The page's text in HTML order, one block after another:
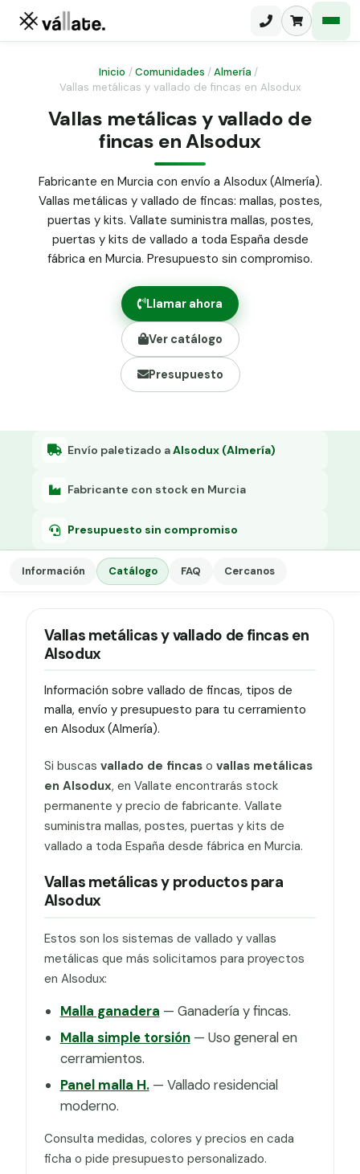
Malla ganadera
Malla simple torsión
Malla triple torsión
Panel malla H.
Puerta abatible dos hojas
Puerta acceso peatonal
Poste malla Hércules
Poste malla simple torsión
Alambre de espino galvanizado
Alambre liso galvanizado
Malla ocultación 70 g/m² verde
Abrazadera PVC malla H.
Grapa malla H.
Inicio /Comunidades /Almería /
Vallas metálicas y vallado de fincas en Alsodux
Vallas metálicas y vallado de
fincas en Alsodux
Fabricante en Murcia con envío a Alsodux (Almería).
Vallas metálicas y vallado de fincas: mallas, postes,
puertas y kits. Vallate suministra mallas, postes,
puertas y kits de vallado a toda España desde
fábrica en Murcia. Presupuesto sin compromiso.
Llamar ahora
Ver catálogo
Presupuesto
Envío paletizado aAlsodux (Almería)
Fabricante con stock en Murcia
Presupuesto sin compromiso
Información Catálogo FAQ Cercanos
Vallas metálicas y vallado de fincas en
Alsodux
Información sobre vallado de fincas, tipos de
malla, envío y presupuesto para tu cerramiento
en Alsodux (Almería).
Si buscas vallado de fincaso vallas metálicas
en Alsodux, en Vallate encontrarás stock
permanente y precio de fabricante. Vallate
suministra mallas, postes, puertas y kits de
vallado a toda España desde fábrica en Murcia.
Vallas metálicas y productos para
Alsodux
Estos son los sistemas de vallado y vallas
metálicas que más solicitamos para proyectos
en Alsodux:
Malla ganadera — Ganadería y fincas.
Malla simple torsión— Uso general en
cerramientos.
Panel malla H.— Vallado residencial
moderno.
Consulta medidas, colores y precios en cada
ficha o pide presupuesto personalizado.